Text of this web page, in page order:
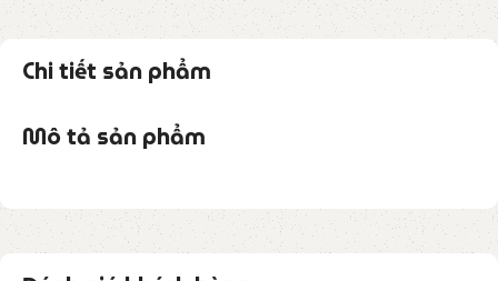
Chi tiết sản phẩm
Mô tả sản phẩm